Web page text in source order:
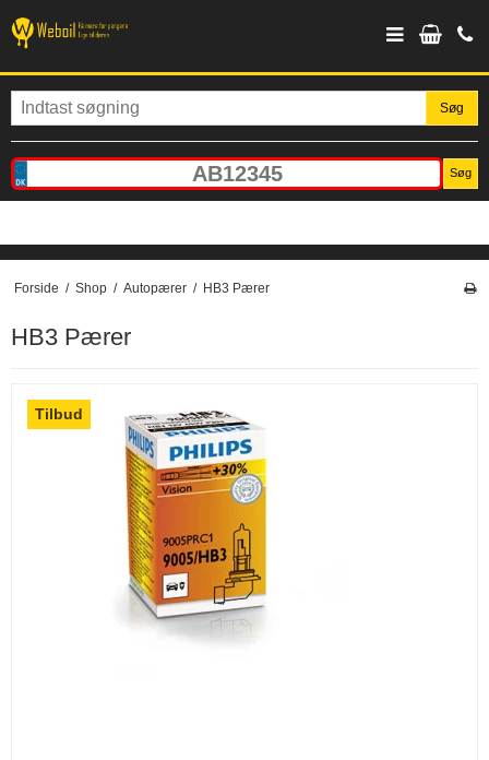
Søg
Søg
Forside / Shop / Autopærer / HB3 Pærer
HB3 Pærer
Tilbud